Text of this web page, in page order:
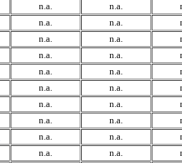
n.a. n.a.
n.a. n.a.
n.a. n.a.
n.a. n.a.
n.a. n.a.
n.a. n.a.
n.a. n.a.
n.a. n.a.
n.a. n.a.
n.a. n.a.